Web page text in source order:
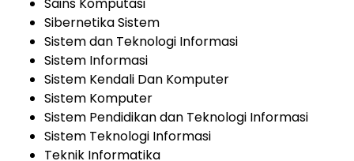
Sibernetika Sistem
Sistem dan Teknologi Informasi
Sistem Informasi
Sistem Kendali Dan Komputer
Sistem Komputer
Sistem Pendidikan dan Teknologi Informasi
Sistem Teknologi Informasi
Teknik Informatika